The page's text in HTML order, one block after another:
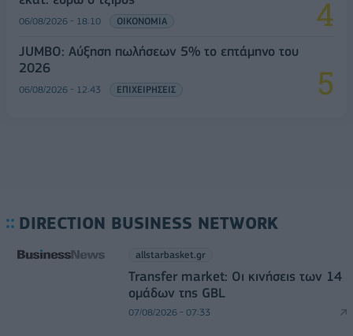
06/08/2026 - 18:10 ΟΙΚΟΝΟΜΙΑ
JUMBO: Αύξηση πωλήσεων 5% το επτάμηνο του
2026
06/08/2026 - 12:43 ΕΠΙΧΕΙΡΗΣΕΙΣ
DIRECTION BUSINESS NETWORK
allstarbasket.gr
Transfer market: Οι κινήσεις των 14
ομάδων της GBL
07/08/2026 - 07:33